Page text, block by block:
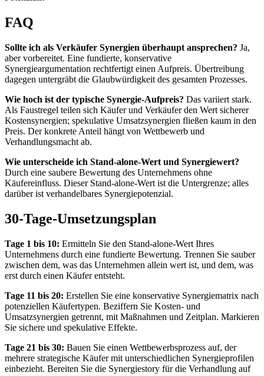
FAQ
Sollte ich als Verkäufer Synergien überhaupt ansprechen? Ja,
aber vorbereitet. Eine fundierte, konservative
Synergieargumentation rechtfertigt einen Aufpreis. Übertreibung
dagegen untergräbt die Glaubwürdigkeit des gesamten Prozesses.
Wie hoch ist der typische Synergie-Aufpreis? Das variiert stark.
Als Faustregel teilen sich Käufer und Verkäufer den Wert sicherer
Kostensynergien; spekulative Umsatzsynergien fließen kaum in den
Preis. Der konkrete Anteil hängt von Wettbewerb und
Verhandlungsmacht ab.
Wie unterscheide ich Stand-alone-Wert und Synergiewert?
Durch eine saubere Bewertung des Unternehmens ohne
Käufereinfluss. Dieser Stand-alone-Wert ist die Untergrenze; alles
darüber ist verhandelbares Synergiepotenzial.
30-Tage-Umsetzungsplan
Tage 1 bis 10: Ermitteln Sie den Stand-alone-Wert Ihres
Unternehmens durch eine fundierte Bewertung. Trennen Sie sauber
zwischen dem, was das Unternehmen allein wert ist, und dem, was
erst durch einen Käufer entsteht.
Tage 11 bis 20: Erstellen Sie eine konservative Synergiematrix nach
potenziellen Käufertypen. Beziffern Sie Kosten- und
Umsatzsynergien getrennt, mit Maßnahmen und Zeitplan. Markieren
Sie sichere und spekulative Effekte.
Tage 21 bis 30: Bauen Sie einen Wettbewerbsprozess auf, der
mehrere strategische Käufer mit unterschiedlichen Synergieprofilen
einbezieht. Bereiten Sie die Synergiestory für die Verhandlung auf